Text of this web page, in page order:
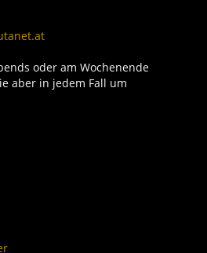
oder am Wochenende
aber in jedem Fall um